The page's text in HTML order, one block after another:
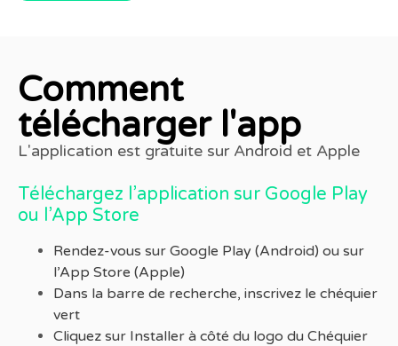
Comment
télécharger l'app
L'application est gratuite sur Android et Apple
Téléchargez l’application sur Google Play
ou l’App Store
Rendez-vous sur Google Play (Android) ou sur
l’App Store (Apple)
Dans la barre de recherche, inscrivez le chéquier
vert
Cliquez sur Installer à côté du logo du Chéquier